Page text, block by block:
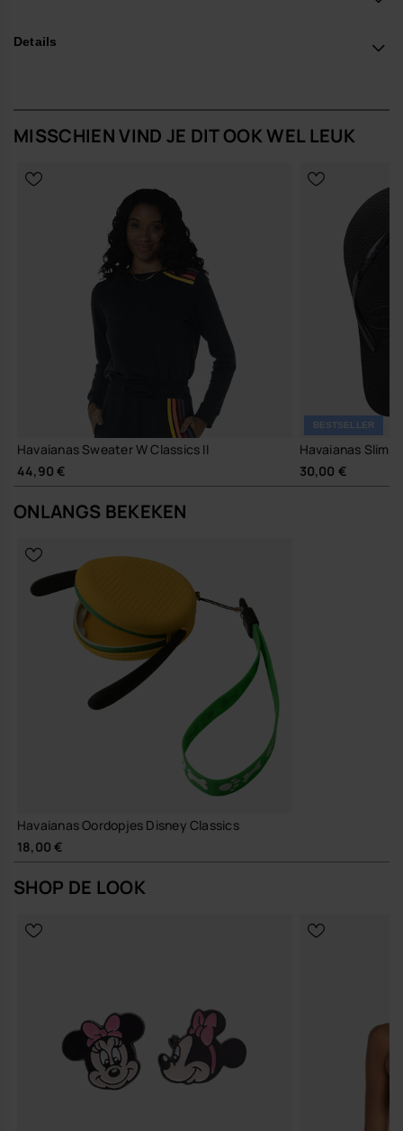
Details
MISSCHIEN VIND JE DIT OOK WEL LEUK
Havaianas Sweater W Classics II
44,90 €
BESTSELLER
Havaianas Slim
30,00 €
ONLANGS BEKEKEN
Havaianas Oordopjes Disney Classics
18,00 €
SHOP DE LOOK